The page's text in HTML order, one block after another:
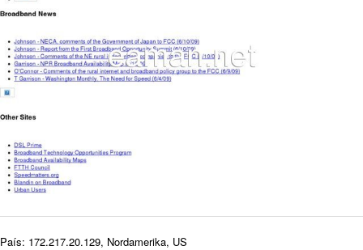
País: 172.217.20.129, Nordamerika, US